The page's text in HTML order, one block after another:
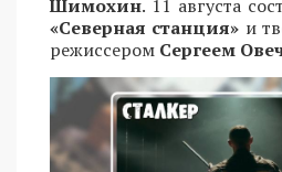
Шимохин. 11 августа
«Северная станция» и
режиссером Сергеем